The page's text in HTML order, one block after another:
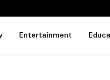
Entertainment